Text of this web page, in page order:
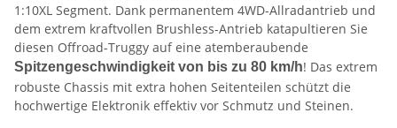
1:10XL Segment. Dank permanentem 4WD-Allradantrieb und
dem extrem kraftvollen Brushless-Antrieb katapultieren Sie
diesen Offroad-Truggy auf eine atemberaubende
Spitzengeschwindigkeit von bis zu 80 km/h! Das extrem
robuste Chassis mit extra hohen Seitenteilen schützt die
hochwertige Elektronik effektiv vor Schmutz und Steinen.